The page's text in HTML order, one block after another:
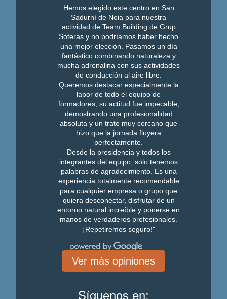
Hemos elegido este centro en San
Sadurní de Noia para nuestra
actividad de Team Building de Grup
Soteras y no podríamos haber hecho
una mejor elección. Pasamos un día
fantástico combinando naturaleza y
mucha adrenalina con sus actividades
de conducción al aire libre.
Queremos destacar especialmente la
labor de todo el equipo de
formadores; su actitud fue impecable,
demostrando una profesionalidad
absoluta y un trato muy cercano que
hizo que la jornada fluyera
perfectamente.
Desde la presidencia y todos los
integrantes del equipo, solo tenemos
palabras de agradecimiento. Es una
experiencia totalmente recomendable
para cualquier empresa o grupo que
quiera desconectar, disfrutar de un
entorno natural increíble y ponerse en
manos de verdaderos profesionales.
¡Repetiremos seguro!"
Ver más opiniones
Síguenos en: